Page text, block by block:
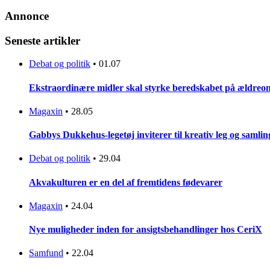
Annonce
Seneste artikler
Debat og politik • 01.07
Ekstraordinære midler skal styrke beredskabet på
Magaxin • 28.05
Gabbys Dukkehus-legetøj inviterer til kreativ leg og
Debat og politik • 29.04
Akvakulturen er en del af fremtidens fødevarer
Magaxin • 24.04
Nye muligheder inden for ansigtsbehandlinger hos CeriX
Samfund • 22.04